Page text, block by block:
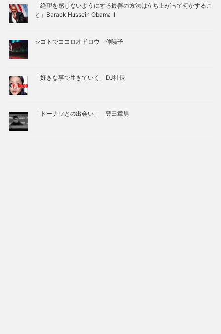
「絶望を感じないようにする最善の方法は立ち上がって何かするこ
と」Barack Hussein Obama II
シゴトでココロオドロウ 仲暁子
「好きな事で生きていく」DJ社長
「ドーナツとの出会い」 豊田章男